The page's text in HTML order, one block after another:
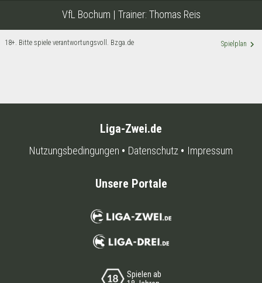
VfL Bochum | Trainer: Thomas Reis
18+. Bitte spiele verantwortungsvoll. Bzga.de Spielplan keyboard_arrow_right
Liga-Zwei.de
Nutzungsbedingungen Datenschutz Impressum
Unsere Portale
Spielen ab